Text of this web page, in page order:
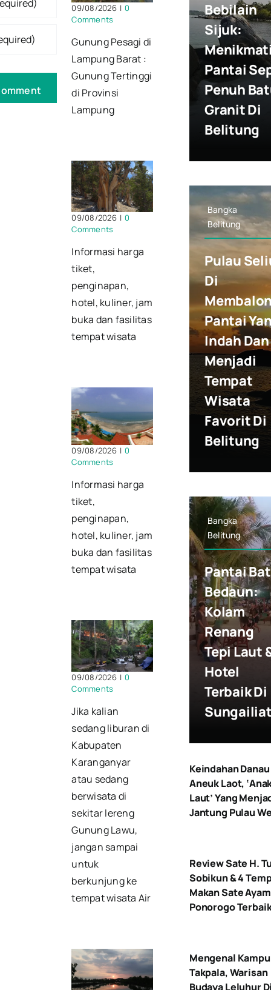
09/08/2026 | 0
Comments
Gunung Pesagi di
Lampung Barat :
Gunung Tertinggi
di Provinsi
Lampung
09/08/2026 | 0
Comments
Informasi harga
tiket,
penginapan,
hotel, kuliner, jam
buka dan fasilitas
tempat wisata
09/08/2026 | 0
Comments
Informasi harga
tiket,
penginapan,
hotel, kuliner, jam
buka dan fasilitas
tempat wisata
09/08/2026 | 0
Comments
Jika kalian
sedang liburan di
Kabupaten
Karanganyar
atau sedang
berwisata di
sekitar lereng
Gunung Lawu,
jangan sampai
untuk
berkunjung ke
tempat wisata Air
Bebilain
Sijuk:
Pantai
Penuh
Granit Di
Belitung
Bangka
Belitung
Pulau
Di
Pantai
Indah Dan
Menjadi
Tempat
Wisata
Favorit Di
Belitung
Bangka
Belitung
Pantai
Bedaun:
Kolam
Renang
Tepi Laut
Hotel
Terbaik Di
Keindahan Danau
Aneuk Laot,
Laut’ Yang
Jantung Pulau
Review Sate H.
Sobikun & 4
Makan Sate Ayam
Ponorogo
Mengenal
Takpala, Warisan
Budaya Leluhur